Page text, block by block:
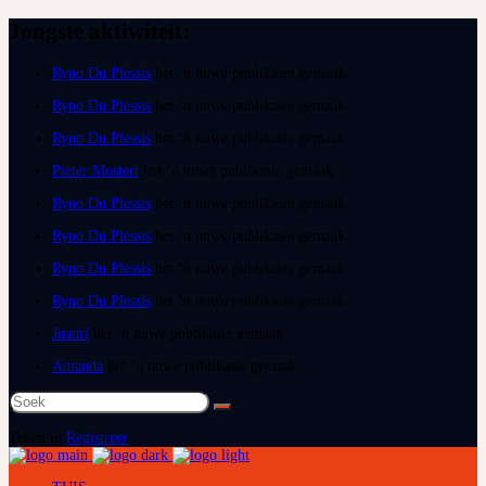
Ryno Du Plessis
Ryno Du Plessis
Ryno Du Plessis
Pieter Mostert
Ryno Du Plessis
Ryno Du Plessis
Ryno Du Plessis
Ryno Du Plessis
Juanri
Amanda
Soek
na:
Registreer